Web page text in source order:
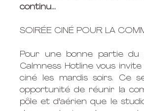
continu...
SOIRÉE CINÉ POUR LA
Pour une bonne partie du
Calmness Hotline vous
ciné les mardis soirs. Ce
opportunité de réunir la
pôle et d'aérien que le